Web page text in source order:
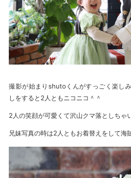
撮影が始まりshutoくんがすっごく楽し
しをすると2人ともニコニコ＾＾
2人の笑顔が可愛くて沢山クマ落としちゃ
兄妹写真の時は2人ともお着替えをして海